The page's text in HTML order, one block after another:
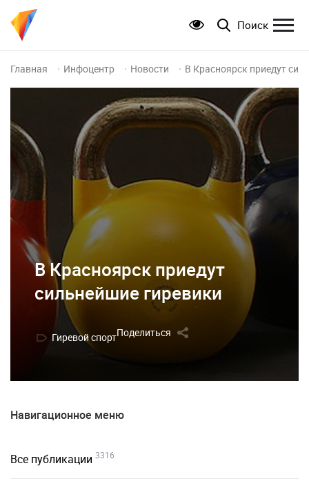
Поиск
Главная Инфоцентр Новости В Красноярск приедут
В Красноярск приедут
сильнейшие гиревики
Гиревой спортПоделиться
Навигационное меню
Все публикации 3316